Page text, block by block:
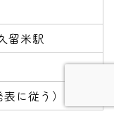
留米駅
に従う）